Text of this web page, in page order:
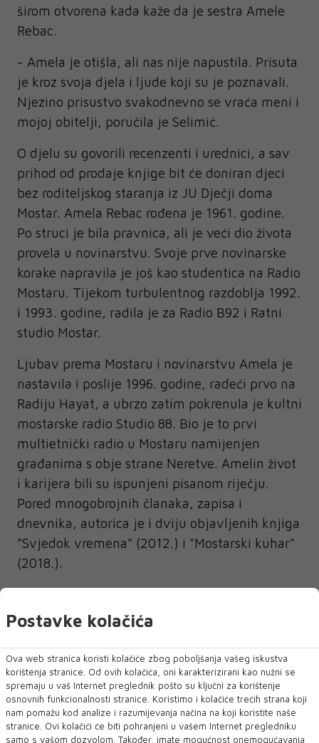
širom otvorena kada kaže da je sestra Amele
Rebac.
- Amela je otišla, ali nas nije napustila. Prisuta
je kroz svoja djela i ljude koji su je poznavali.
Njezino prisustvo svakodnevno se vraća meni i
mojoj obitelji, poručila je Selimić.
O djelu su govorili recenzenti i urednici, a sav
prihod od prodaje knjige bit će doniran djeci
bez roditeljskog staranja iz JU Dječji doma
Mostar. Amela Rebac rođena je 1961. godine.
Po struci je bila pravnica, ali je veći dio života
provela u novinarstvu. Svoje prve novinarske
korake napravila je još kao studentica na Radio
Mostaru. Tijekom turbulentnog razdoblja 1992.
i 1993. godine, radila je za Radio B92 i Ratni
studio Mostar.
Ljubav prema Mostaru i novinarstvu Amela je
nastavila i poslije 1996. godine, radeći prvo na
Radiju Hayat, a ubrzo zatim pokrenula je kultni
mostarske radio Studio 88. Bio je to prvi
multietnički radio u Mostaru namijenjen
građanima s obje strane Neretve. Amelin život
i karijera bili su ispunjeni pisanom riječju.
Pored mnogobrojnih članaka, zapisa i
dnevnika, autorica je i dviju objavljenih knjiga
"Svjedok vremena" (2012.) i "Mostarski kuhar"
(2018.).
neobjavljena za života.
Preminula je 2023. godine.
Postavke kolačića
Ova web stranica koristi kolačiće zbog poboljšanja vašeg iskustva
korištenja stranice. Od ovih kolačića, oni karakterizirani kao nužni se
spremaju u vaš Internet preglednik pošto su ključni za korištenje
osnovnih funkcionalnosti stranice. Koristimo i kolačiće trećih strana koji
nam pomažu kod analize i razumijevanja načina na koji koristite naše
stranice. Ovi kolačići će biti pohranjeni u vašem Internet pregledniku
samo s vašom dozvolom. Također, imate mogućnost onemogućavanja